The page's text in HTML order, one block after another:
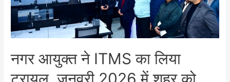
सचिव
नियुक्त
नगर आयुक्त ने ITMS का लिया
ट्रायल, जनवरी 2026 में शहर को